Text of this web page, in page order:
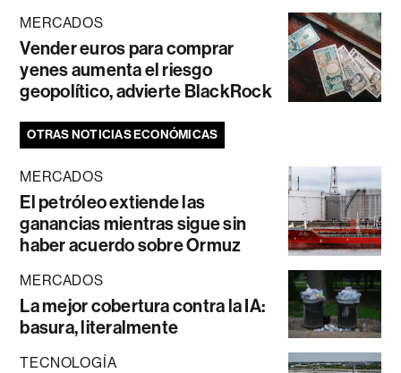
MERCADOS
Vender euros para comprar
yenes aumenta el riesgo
geopolítico, advierte BlackRock
OTRAS NOTICIAS ECONÓMICAS
MERCADOS
El petróleo extiende las
ganancias mientras sigue sin
haber acuerdo sobre Ormuz
MERCADOS
La mejor cobertura contra la IA:
basura, literalmente
TECNOLOGÍA